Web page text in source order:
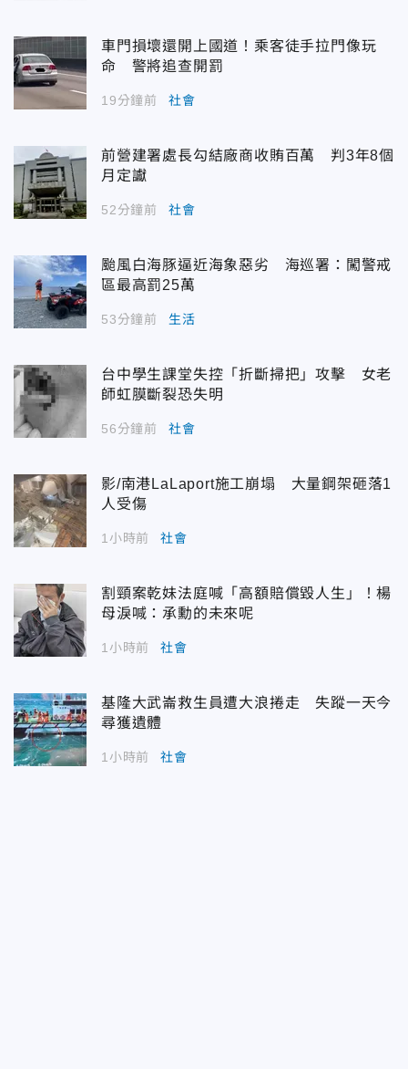
車門損壞還開上國道！乘客徒手拉門像玩
命 警將追查開罰
19分鐘前 社會
前營建署處長勾結廠商收賄百萬 判3年8個
月定讞
52分鐘前 社會
颱風白海豚逼近海象惡劣 海巡署：闖警戒
區最高罰25萬
53分鐘前 生活
台中學生課堂失控「折斷掃把」攻擊 女老
師虹膜斷裂恐失明
56分鐘前 社會
影/南港LaLaport施工崩塌 大量鋼架砸落1
人受傷
1小時前 社會
割頸案乾妹法庭喊「高額賠償毀人生」！楊
母淚喊：承勳的未來呢
1小時前 社會
基隆大武崙救生員遭大浪捲走 失蹤一天今
尋獲遺體
1小時前 社會